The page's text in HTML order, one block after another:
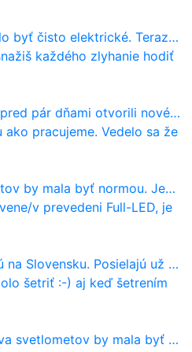
Teraz zisťuje, že potrebuje nový osemvalcový motor
každého zlyhanie hodiť
dňami otvorili nové mosty, ktoré to sú?
pracujeme. Vedelo sa že
Jeden nový dnes stojí priemerne 1251 eur!
v prevedeni Full-LED, je
Posielajú už pokuty? Ukáže ich Waze?
šetriť :-) aj keď šetrením
by mala byť normou. Jeden nový dnes stojí priemerne 1251 eur!